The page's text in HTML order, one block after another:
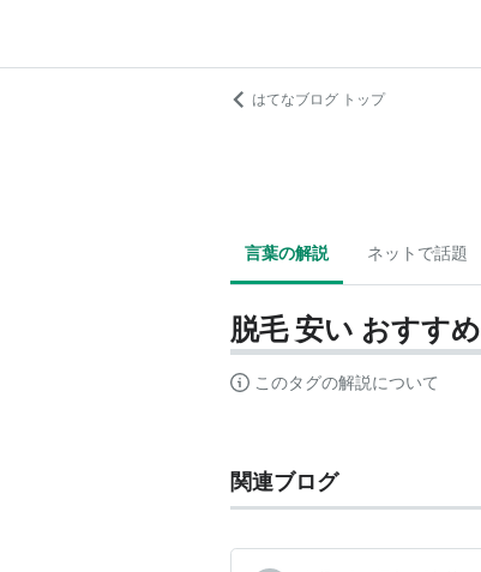
はてなブログ トップ
言葉の解説 ネットで話題
脱毛 安い おすすめ
このタグの解説について
関連ブログ